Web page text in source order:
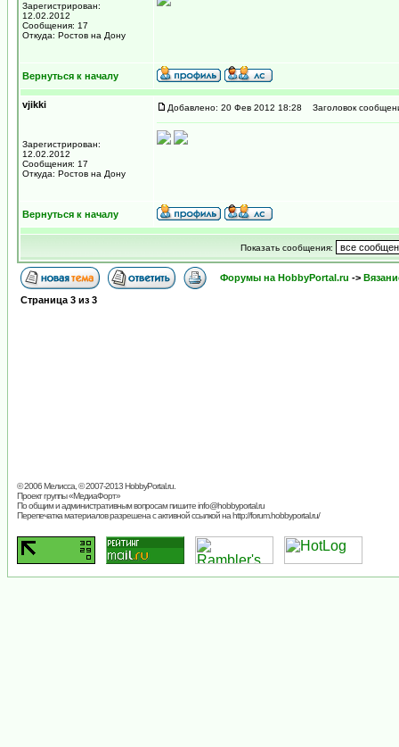
Зарегистрирован:
12.02.2012
Сообщения: 17
Откуда: Ростов на Дону
Вернуться к началу
vjikki
Зарегистрирован:
12.02.2012
Сообщения: 17
Откуда: Ростов на Дону
Добавлено: 20 Фев 2012 18:28 Заголовок
Вернуться к началу
Показать сообщения:
Форумы на HobbyPortal.ru ->
Страница 3 из 3
© 2006 Мелисса, © 2007-2013HobbyPortal.ru
Проект группы «МедиаФорт»
По общим и административным вопросам пишитеinfo@hobbyportal.ru
Перепечатка материалов разрешена с активной ссылкой на http://forum.hobbyportal.ru/